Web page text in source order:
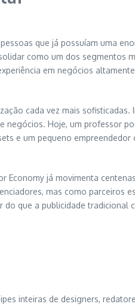
que já possuíam uma
como um dos segmentos
em negócios
cada vez mais sofisticadas.
negócios. Hoje, um professor
e um pequeno empreendedor
Economy já movimenta
mas como parceiros
que a publicidade tradicional
inteiras de designers,